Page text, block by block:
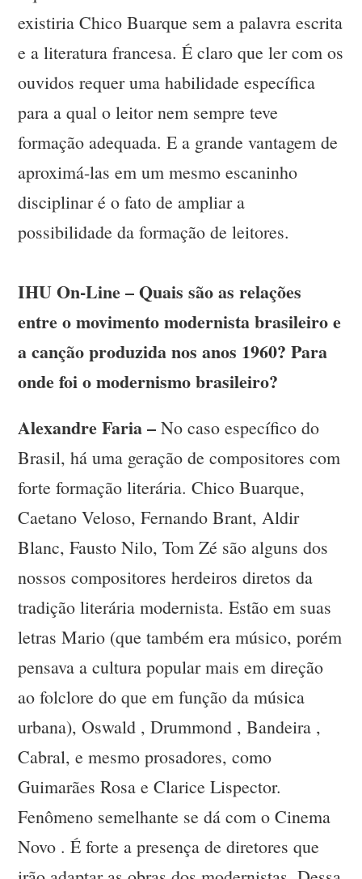
existiria Chico Buarque sem a palavra escrita
e a literatura francesa. É claro que ler com os
ouvidos requer uma habilidade específica
para a qual o leitor nem sempre teve
formação adequada. E a grande vantagem de
aproximá-las em um mesmo escaninho
disciplinar é o fato de ampliar a
possibilidade da formação de leitores.
IHU On-Line – Quais são as relações
entre o movimento modernista brasileiro e
a canção produzida nos anos 1960? Para
onde foi o modernismo brasileiro?
Alexandre Faria – No caso específico do
Brasil, há uma geração de compositores com
forte formação literária. Chico Buarque,
Caetano Veloso, Fernando Brant, Aldir
Blanc, Fausto Nilo, Tom Zé são alguns dos
nossos compositores herdeiros diretos da
tradição literária modernista. Estão em suas
letras Mario (que também era músico, porém
pensava a cultura popular mais em direção
ao folclore do que em função da música
urbana), Oswald , Drummond , Bandeira ,
Cabral, e mesmo prosadores, como
Guimarães Rosa e Clarice Lispector.
Fenômeno semelhante se dá com o Cinema
Novo . É forte a presença de diretores que